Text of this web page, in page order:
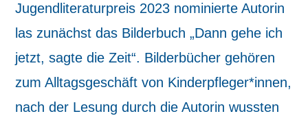
Jugendliteraturpreis 2023 nominierte Autorin
las zunächst das Bilderbuch „Dann gehe ich
jetzt, sagte die Zeit“. Bilderbücher gehören
zum Alltagsgeschäft von Kinderpfleger*innen,
nach der Lesung durch die Autorin wussten